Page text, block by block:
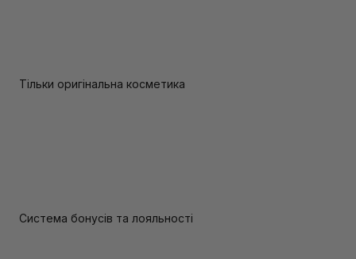
Тільки оригінальна косметика
Система бонусів та лояльності